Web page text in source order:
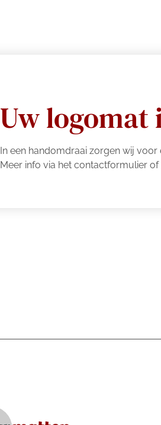
Uw logomat
In een handomdraai zorgen wij
Meer info via het contactformulier